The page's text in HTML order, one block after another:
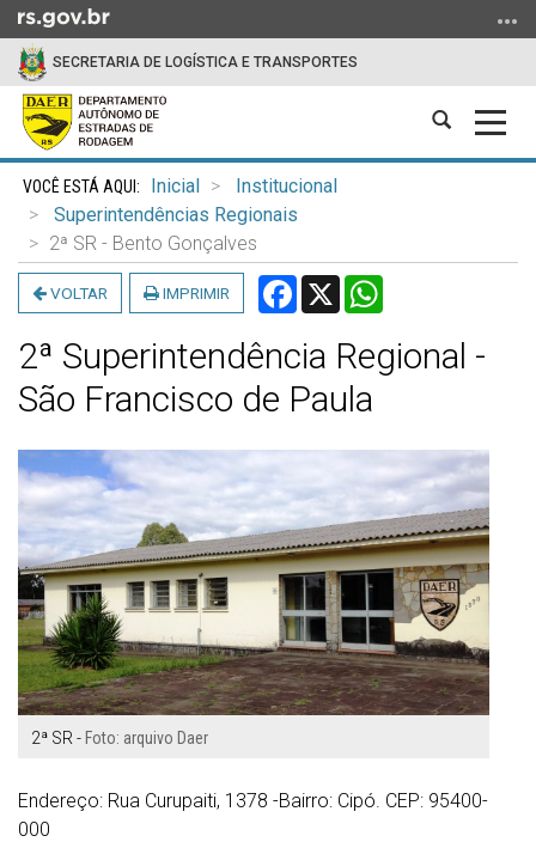
para
conteúdo
para
menu
para
SECRETARIA DE LOGÍSTICA E TRANSPORTES
Abrir
Início
conteúdo
Inicial
Institucional
Superintendências Regionais
2ª SR - Bento Gonçalves
VOLTAR IMPRIMIR Facebook
X
2ª Superintendência Regional -
São Francisco de Paula
2ª SR - Foto: arquivo Daer
Endereço: Rua Curupaiti, 1378 -Bairro: Cipó. CEP: 95400-
000